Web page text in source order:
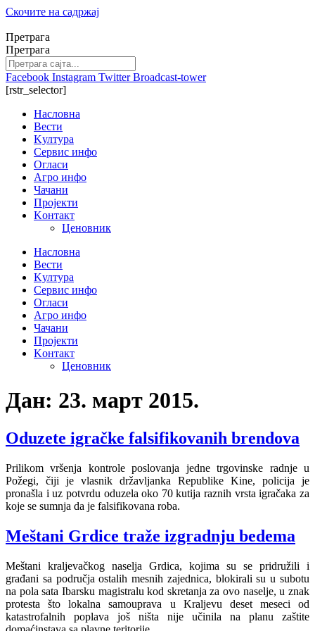
Скочите на садржај
Претрага
Претрага
Facebook Instagram Twitter Broadcast-tower
[rstr_selector]
Насловна
Вести
Kултура
Сервис инфо
Огласи
Агро инфо
Чачани
Пројекти
Kонтакт
Ценовник
Насловна
Вести
Kултура
Сервис инфо
Огласи
Агро инфо
Чачани
Пројекти
Kонтакт
Ценовник
Дан: 23. март 2015.
Oduzete igračke falsifikovanih brendova
Prilikom vršenja kontrole poslovanja jedne trgovinske radnje u
Požegi, čiji je vlasnik državljanka Republike Kine, policija je
pronašla i uz potvrdu oduzela oko 70 kutija raznih vrsta igračaka za
koje se sumnja da je falsifikovana roba.
Meštani Grdice traže izgradnju bedema
Meštani kraljevačkog naselja Grdica, kojima su se pridružili i
građani sa područja ostalih mesnih zajednica, blokirali su u subotu
na pola sata Ibarsku magistralu kod skretanja za ovo naselje, u znak
protesta što lokalna samouprava u Kraljevu deset meseci od
katastrofalnih poplava još ništa nije učinila nа plаnu zаštite